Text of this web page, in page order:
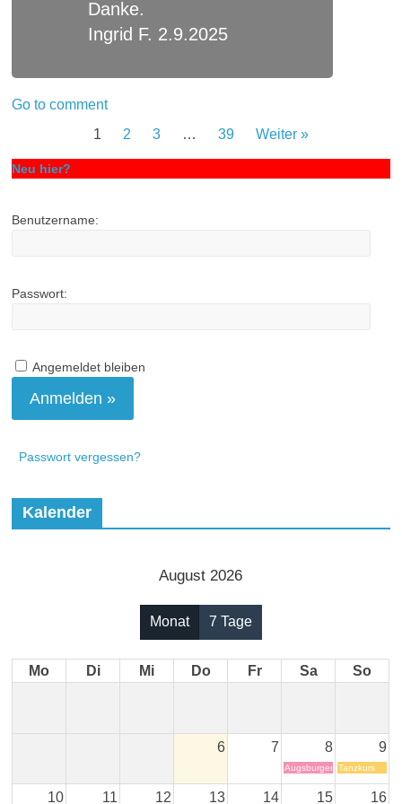
Danke.
Ingrid F. 2.9.2025
Go to comment
1
2 3 … 39 Weiter »
Neu hier?
Benutzername:
Passwort:
Angemeldet bleiben
Passwort vergessen?
Kalender
August 2026
Monat 7 Tage
Mo Di Mi Do Fr Sa So
6 7 8 9
Augsburger Hohes
Tanzkurs
10 11 12 13 14 15 16